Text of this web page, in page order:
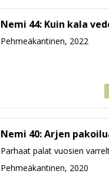
210
186g
Nemi 44: Kuin kala
Pehmeäkantinen, 2022
Nemi 40: Arjen
Parhaat palat vuosien
Pehmeäkantinen, 2020